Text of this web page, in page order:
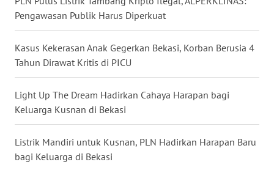
Pengawasan Publik Harus Diperkuat
Kasus Kekerasan Anak Gegerkan Bekasi, Korban Berusia 4
Tahun Dirawat Kritis di PICU
Light Up The Dream Hadirkan Cahaya Harapan bagi
Keluarga Kusnan di Bekasi
Listrik Mandiri untuk Kusnan, PLN Hadirkan Harapan Baru
bagi Keluarga di Bekasi
WN
NUSANTARA
WN
WN
JATIM
WN
BALI